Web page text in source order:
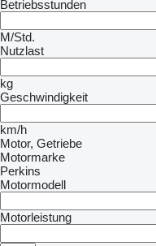
Betriebsstunden
M/Std.
Nutzlast
kg
Geschwindigkeit
km/h
Motor, Getriebe
Motormarke
Perkins
Motormodell
Motorleistung